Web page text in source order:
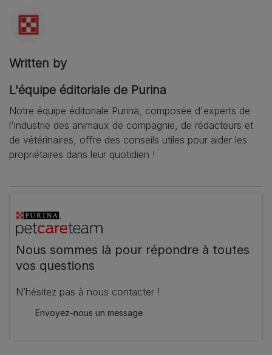
Written by
L'équipe éditoriale de Purina
Notre équipe éditoriale Purina, composée d'experts de
l'industrie des animaux de compagnie, de rédacteurs et
de vétérinaires, offre des conseils utiles pour aider les
propriétaires dans leur quotidien !
Nous sommes là pour répondre à toutes
vos questions
N’hésitez pas à nous contacter !
Envoyez-nous un message